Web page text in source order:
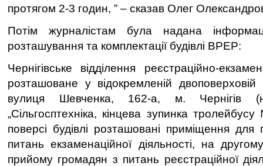
протягом 2-3 годин, ” – сказав Олег
Потім журналістам була надана
розташування та комплектації будівлі ВРЕР:
Чернігівське відділення реєстраційно-
розташоване у відокремленій двоповерховій
вулиця Шевченка, 162-а, м. Чернігів
„Сільгосптехніка, кінцева зупинка
поверсі будівлі розташовані приміщення
питань екзаменаційної діяльності, на
прийому громадян з питань реєстраційної